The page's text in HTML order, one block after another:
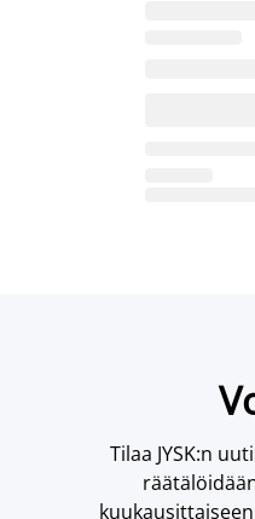
Tilaa JYSK:n